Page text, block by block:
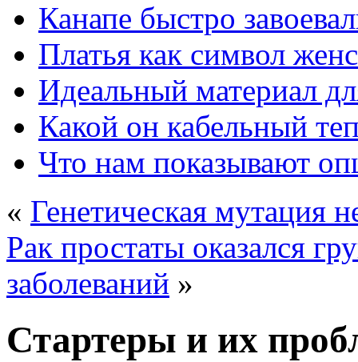
Канапе быстро
Платья как символ
Идеальный материал
Какой он кабельный
Что нам показывают
« Генетическая мутация
Рак простаты оказался
заболеваний »
Стартеры и их